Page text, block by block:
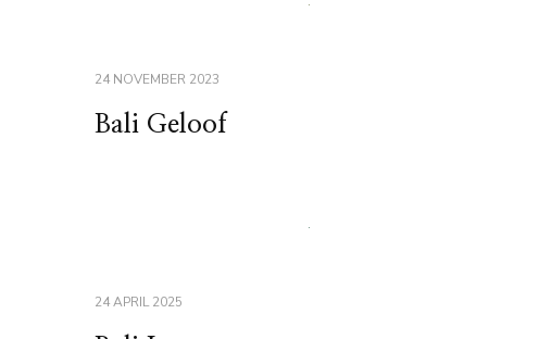
24 NOVEMBER 2023
Bali Geloof
24 APRIL 2025